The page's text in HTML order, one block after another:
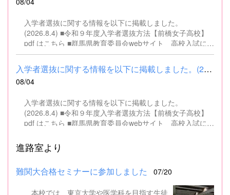
入学者選抜に関する情報を以下に掲載しました。
(2026.8.4) ■令和９年度入学者選抜方法【前橋女子高校】
pdf はこちら ■群馬県教育委員会webサイト 高校入試に関
するページはこちら
入学者選抜に関する情報を以下に掲載しました。(2026.8.4) ■令和...
08/04
入学者選抜に関する情報を以下に掲載しました。
(2026.8.4) ■令和９年度入学者選抜方法【前橋女子高校】
pdf はこちら ■群馬県教育委員会webサイト 高校入試に関
進路室より
難関大合格セミナーに参加しました 07/20
本校では、東京大学や医学科を目指す生徒